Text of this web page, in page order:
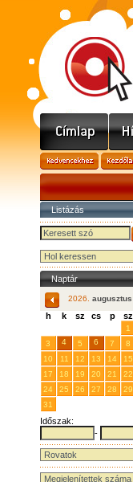
Listázás
Naptár
2026. augusztus
h k sz cs p sz
1
3
4 5 6 7 8
10
11 12 13 14 15
17
18 19 20 21 22
24
25 26 27 28 29
31
Időszak:
-